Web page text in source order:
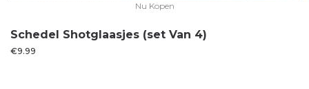
Nu Kopen
Schedel Shotglaasjes (set Van 4)
€9.99